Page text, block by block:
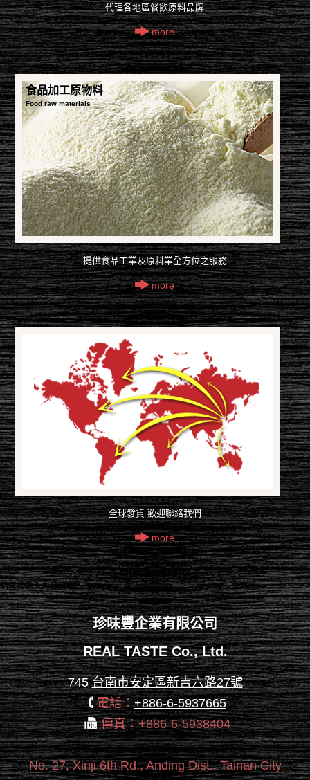
代理各地區餐飲原料品牌
more
食品加工原物料
Food raw materials
提供食品工業及原料業全方位之服務
more
全球發貨 歡迎聯絡我們
more
請直接輸入內容請輸入 javascript 語法
珍味豐企業有限公司
REAL TASTE Co., Ltd.
745台南市安定區新吉六路27號
電話：+886-6-5937665
傳真：+886-6-5938404
No. 27, Xinji 6th Rd., Anding Dist., Tainan City